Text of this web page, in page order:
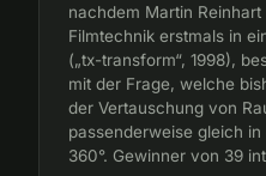
nachdem Martin
Filmtechnik erstmals in
(„tx-transform“, 1998),
mit der Frage, welche
der Vertauschung von
passenderweise gleich
360°. Gewinner von 39